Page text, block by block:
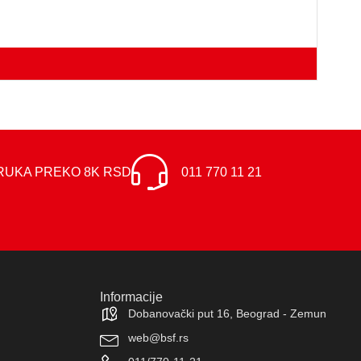
PREKO 8K RSD 011 770 11 21
Informacije
Dobanovački put 16, Beograd - Zemun
web@bsf.rs